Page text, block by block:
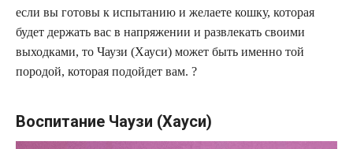
если вы готовы к испытанию и желаете кошку, которая
будет держать вас в напряжении и развлекать своими
выходками, то Чаузи (Хауси) может быть именно той
породой, которая подойдет вам. ?
Воспитание Чаузи (Хауси)